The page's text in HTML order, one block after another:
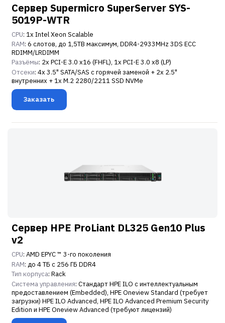
Сервер Supermicro SuperServer SYS-
5019P-WTR
CPU: 1x Intel Xeon Scalable
RAM: 6 слотов, до 1,5TB максимум, DDR4-2933MHz 3DS ECC
RDIMM/LRDIMM
Разъёмы: 2x PCI-E 3.0 x16 (FHFL), 1x PCI-E 3.0 x8 (LP)
Отсеки: 4x 3.5" SATA/SAS с горячей заменой + 2x 2.5"
внутренних + 1x M.2 2280/2211 SSD NVMe
Заказать
Сервер HPE ProLiant DL325 Gen10 Plus
v2
CPU: AMD EPYC ™ 3-го поколения
RAM: до 4 ТБ с 256 ГБ DDR4
Тип корпуса: Rack
Система управления: Стандарт HPE ILO с интеллектуальным
предоставлением (Embedded), HPE Oneview Standard (требует
загрузки) HPE ILO Advanced, HPE ILO Advanced Premium Security
Edition и HPE Oneview Advanced (требуют лицензий)